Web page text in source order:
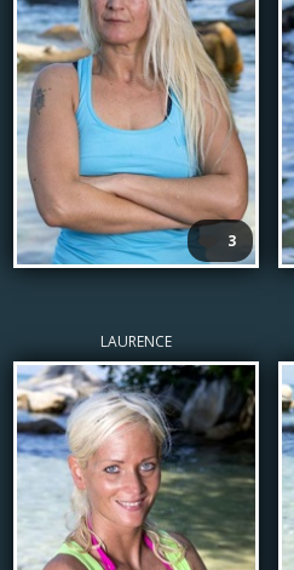
❤️ 3
LAURENCE